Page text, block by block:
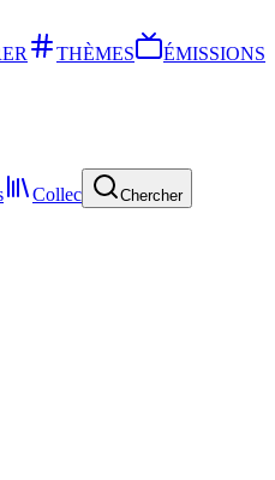
THÈMES
ÉMISSIONS
Collec Chercher